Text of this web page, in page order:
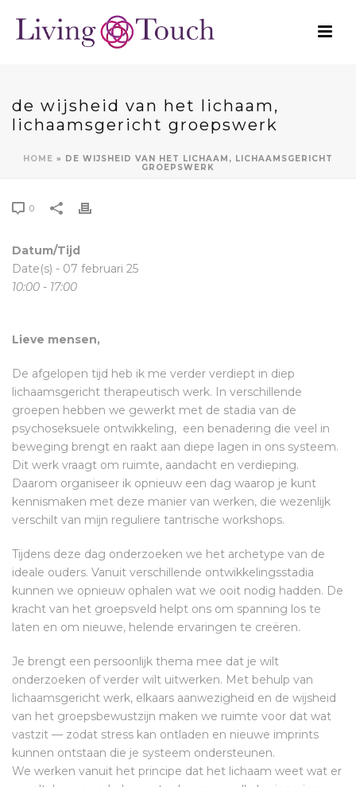
de wijsheid van het lichaam,
lichaamsgericht groepswerk
HOME » DE WIJSHEID VAN HET LICHAAM, LICHAAMSGERICHT
GROEPSWERK
0
Datum/Tijd
Date(s) - 07 februari 25
10:00 - 17:00
Lieve mensen,
De afgelopen tijd heb ik me verder verdiept in diep
lichaamsgericht therapeutisch werk. In verschillende
groepen hebben we gewerkt met de stadia van de
psychoseksuele ontwikkeling, een benadering die veel in
beweging brengt en raakt aan diepe lagen in ons systeem.
Dit werk vraagt om ruimte, aandacht en verdieping.
Daarom organiseer ik opnieuw een dag waarop je kunt
kennismaken met deze manier van werken, die wezenlijk
verschilt van mijn reguliere tantrische workshops.
Tijdens deze dag onderzoeken we het archetype van de
ideale ouders. Vanuit verschillende ontwikkelingsstadia
kunnen we opnieuw ophalen wat we ooit nodig hadden. De
kracht van het groepsveld helpt ons om spanning los te
laten en om nieuwe, helende ervaringen te creëren.
Je brengt een persoonlijk thema mee dat je wilt
onderzoeken of verder wilt uitwerken. Met behulp van
lichaamsgericht werk, elkaars aanwezigheid en de wijsheid
van het groepsbewustzijn maken we ruimte voor dat wat
vastzit — zodat stress kan ontladen en nieuwe imprints
kunnen ontstaan die je systeem ondersteunen.
We werken vanuit het principe dat het lichaam weet wat er